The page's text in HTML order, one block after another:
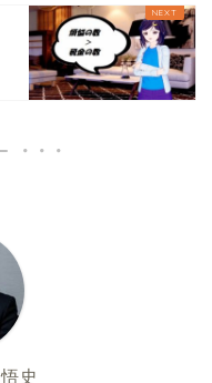
史